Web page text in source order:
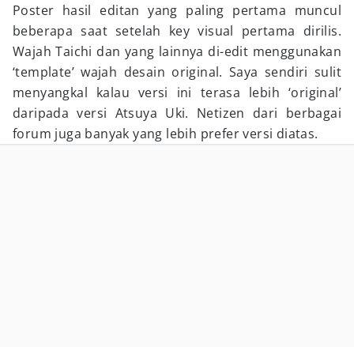
Poster hasil editan yang paling pertama muncul
beberapa saat setelah key visual pertama dirilis.
Wajah Taichi dan yang lainnya di-edit menggunakan
‘template’ wajah desain original. Saya sendiri sulit
menyangkal kalau versi ini terasa lebih ‘original’
daripada versi Atsuya Uki. Netizen dari berbagai
forum juga banyak yang lebih prefer versi diatas.